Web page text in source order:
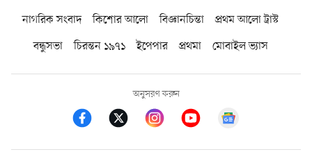
নাগরিক সংবাদ কিশোর আলো বিজ্ঞানচিন্তা
প্রথম আলো ট্রাস্ট
বন্ধুসভা
চিরন্তন ১৯৭১ ইপেপার প্রথমা মোবাইল ভ্যাস
অনুসরণ করুন